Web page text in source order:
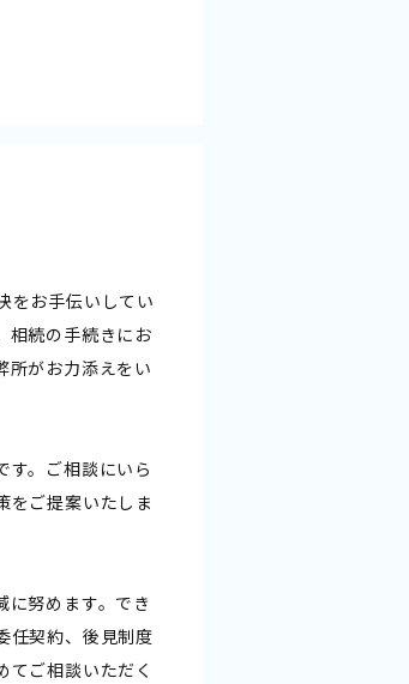
をお手伝いしてい
相続の手続きにお
所がお力添えをい
す。ご相談にいら
をご提案いたしま
に努めます。でき
任契約、後見制度
ご相談いただく